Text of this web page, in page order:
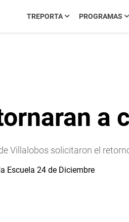
TREPORTA PROGRAMAS
a
Villalobos solicitaron el